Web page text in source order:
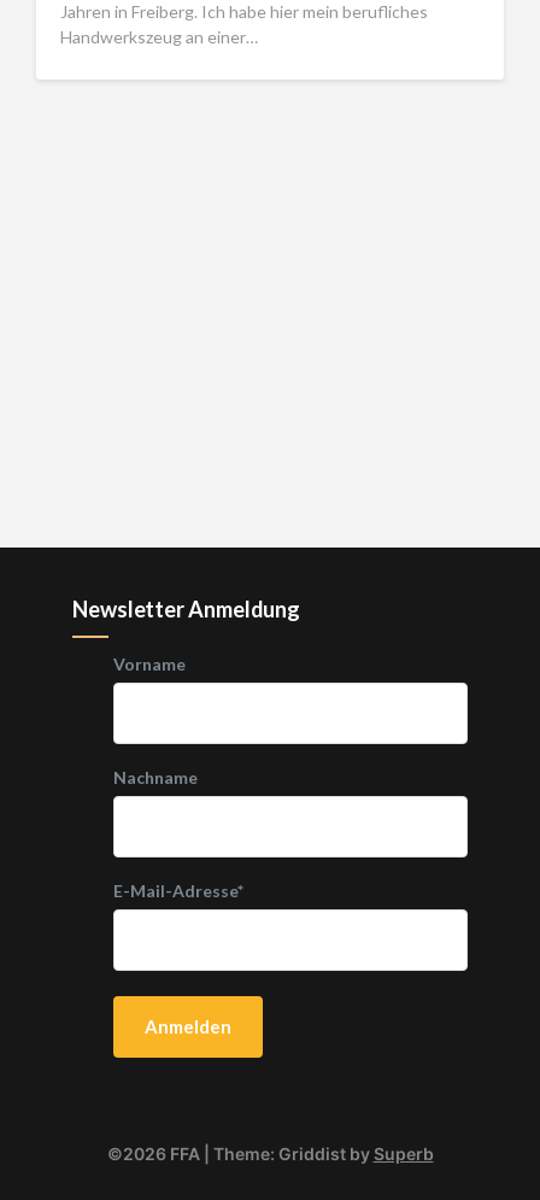
Jahren in Freiberg. Ich habe hier mein berufliches
Handwerkszeug an einer…
Newsletter Anmeldung
Vorname
Nachname
E-Mail-Adresse*
©2026 FFA | Theme: Griddist bySuperb